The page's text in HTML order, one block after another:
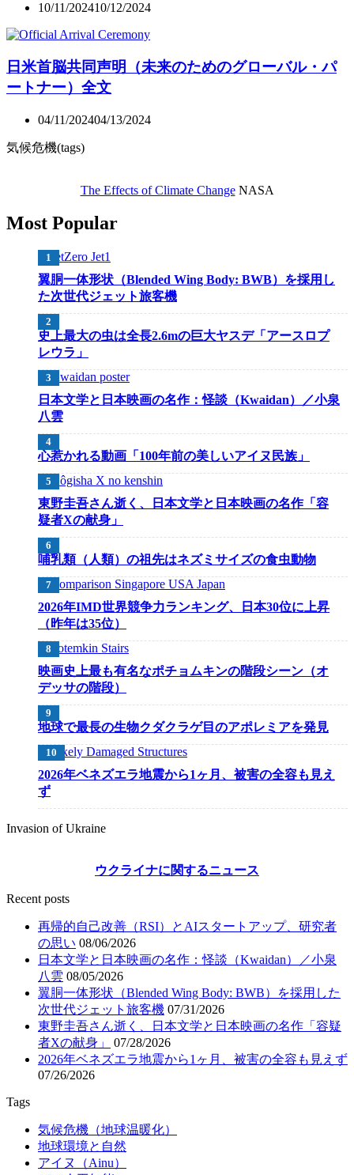
10/11/202410/12/2024
日米首脳共同声明（未来のためのグローバル・パ
ートナー）全文
04/11/202404/13/2024
気候危機(tags)
The Effects of Climate ChangeNASA
Most Popular
翼胴一体形状（Blended Wing Body: BWB）を採用し
た次世代ジェット旅客機
史上最大の虫は全長2.6mの巨大ヤスデ「アースロプ
レウラ」
日本文学と日本映画の名作：怪談（Kwaidan）／小泉
八雲
心惹かれる動画「100年前の美しいアイヌ民族」
東野圭吾さん逝く、日本文学と日本映画の名作「容
疑者Xの献身」
哺乳類（人類）の祖先はネズミサイズの食虫動物
2026年IMD世界競争力ランキング、日本30位に上昇
（昨年は35位）
映画史上最も有名なポチョムキンの階段シーン（オ
デッサの階段）
地球で最長の生物クダクラゲ目のアポレミアを発見
2026年ベネズエラ地震から1ヶ月、被害の全容も見え
ず
Invasion of Ukraine
ウクライナに関するニュース
Recent posts
再帰的自己改善（RSI）とAIスタートアップ、研究者
の思い 08/06/2026
日本文学と日本映画の名作：怪談（Kwaidan）／小泉
八雲 08/05/2026
翼胴一体形状（Blended Wing Body: BWB）を採用した
次世代ジェット旅客機 07/31/2026
東野圭吾さん逝く、日本文学と日本映画の名作「容疑
者Xの献身」
07/28/2026
2026年ベネズエラ地震から1ヶ月、被害の全容も見えず
07/26/2026
Tags
気候危機（地球温暖化）
地球環境と自然
アイヌ（Ainu）